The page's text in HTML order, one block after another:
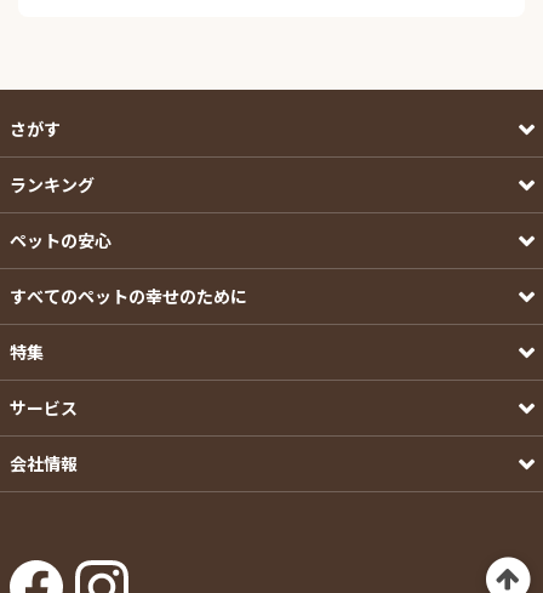
さがす
ランキング
ペットの安心
すべてのペットの幸せのために
特集
サービス
会社情報